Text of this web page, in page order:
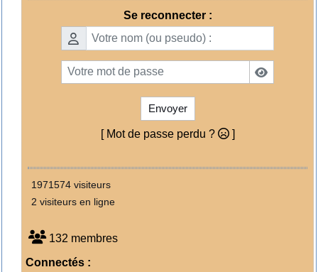
Se reconnecter :
Envoyer
[ Mot de passe perdu ? ]
1971574 visiteurs
2 visiteurs en ligne
132 membres
Connectés :